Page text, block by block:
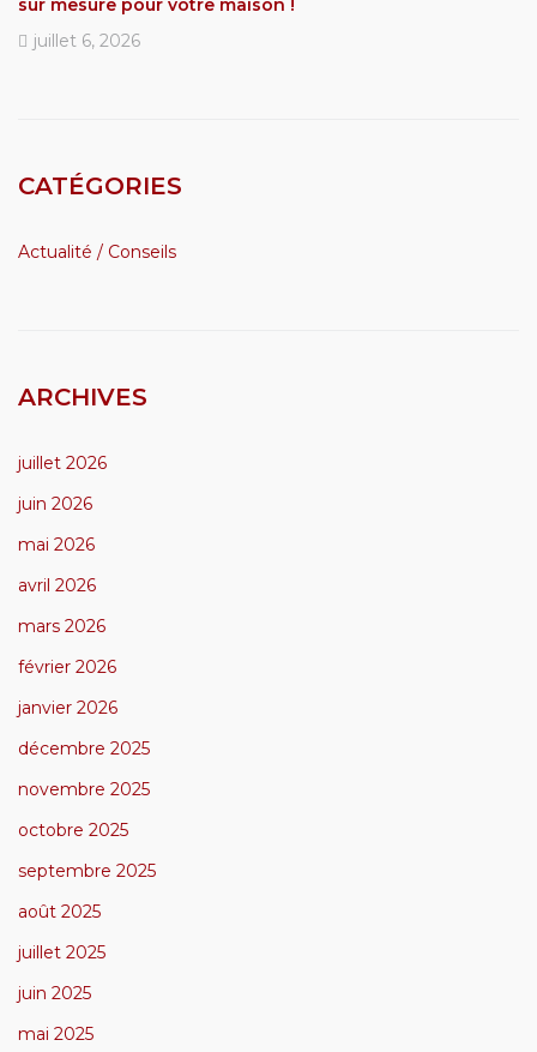
sur mesure pour votre maison !
juillet 6, 2026
CATÉGORIES
Actualité / Conseils
ARCHIVES
juillet 2026
juin 2026
mai 2026
avril 2026
mars 2026
février 2026
janvier 2026
décembre 2025
novembre 2025
octobre 2025
septembre 2025
août 2025
juillet 2025
juin 2025
mai 2025